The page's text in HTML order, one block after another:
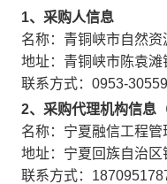
1、采购人信息
名称： 青铜峡市自然资
地址：青铜峡市陈袁滩
联系方式：0953-
2、采购代理机构信息
名称： 宁夏融信工程管
地址：宁夏回族自治
联系方式：